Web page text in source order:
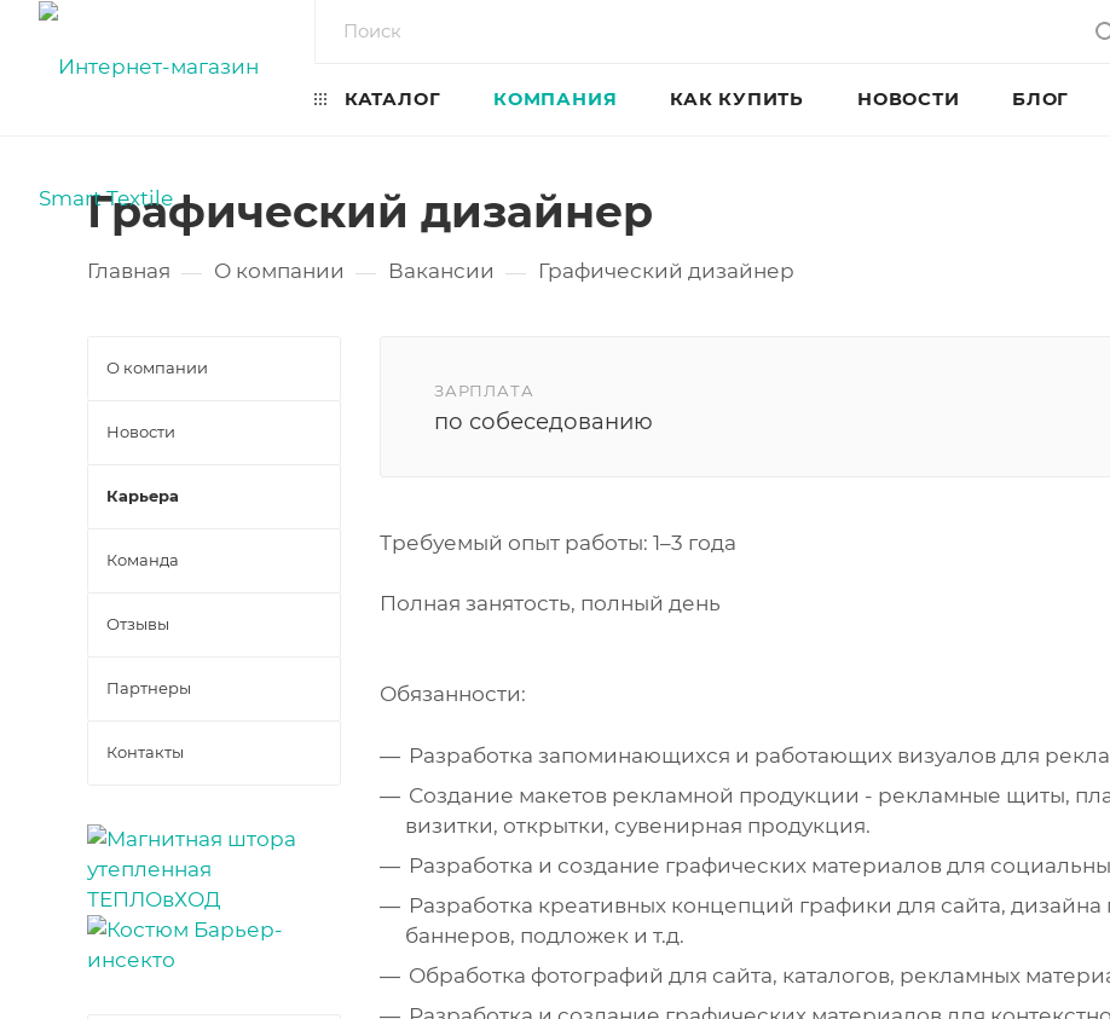
КАТАЛОГ КОМПАНИЯ КАК КУПИТЬ НОВОСТИ БЛОГ
Графический дизайнер
Главная — О компании — Вакансии — Графический дизайнер
ЗАРПЛАТА
по собеседованию
Требуемый опыт работы: 1–3 года
Полная занятость, полный день
Обязанности:
Разработка запоминающихся и работающих визуалов для
Создание макетов рекламной продукции - рекламные щиты,
визитки, открытки, сувенирная продукция.
Разработка и создание графических материалов для
Разработка креативных концепций графики для сайта,
баннеров, подложек и т.д.
Обработка фотографий для сайта, каталогов, рекламных
О компании
Новости
Карьера
Команда
Отзывы
Партнеры
Контакты